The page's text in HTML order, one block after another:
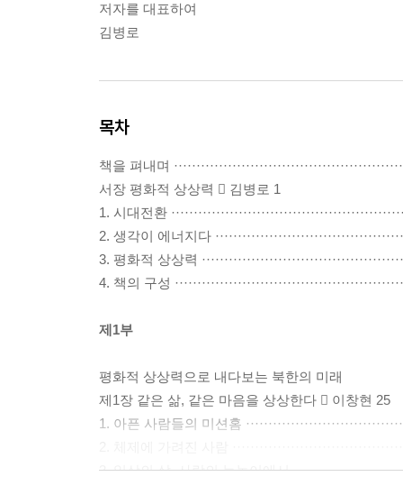
저자를 대표하여
김병로
목차
책을 펴내며
서장 평화적 상상력  김병로 1
1. 시대전환
2. 생각이 에너지다
3. 평화적 상상력
4. 책의 구성
제1부
평화적 상상력으로 내다보는 북한의 미래
제1장 같은 삶, 같은 마음을 상상한다  이창현 25
1. 아픈 사람들의 미션홈
3. 일상의 삶, 사람의 눈높이에서